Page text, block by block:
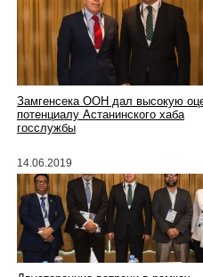
Замгенсека ООН дал высокую
потенциалу Астанинского хаба
госслужбы
14.06.2019